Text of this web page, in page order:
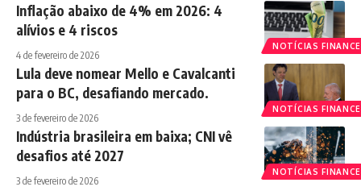
NOTÍCIAS
Inflação abaixo de 4% em 2026: 4
alívios e 4 riscos
4 de fevereiro de 2026
NOTÍCIAS
Lula deve nomear Mello e Cavalcanti
para o BC, desafiando mercado.
3 de fevereiro de 2026
NOTÍCIAS
Indústria brasileira em baixa; CNI vê
desafios até 2027
3 de fevereiro de 2026